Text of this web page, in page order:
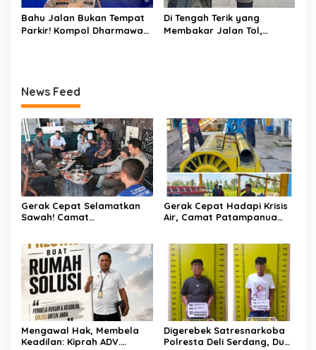
Bahu Jalan Bukan Tempat
Parkir! Kompol Dharmawati
Di Tengah Terik yang
Membakar Jalan Tol,
News Feed
Gerak Cepat Selamatkan
Sawah! Camat
Debit Air Irigasi Watang
Sawitto Menulis
Gerak Cepat Hadapi Krisis
Air, Camat Patampanua
Hektare Sawah Warga
Mengawal Hak, Membela
Keadilan: Kiprah ADV.
Digerebek Satresnarkoba
Polresta Deli Serdang, Dua